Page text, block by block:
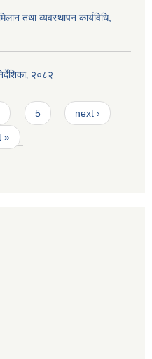
तथा व्यवस्थापन कार्यविधि,
२०८२
5 next ›
»